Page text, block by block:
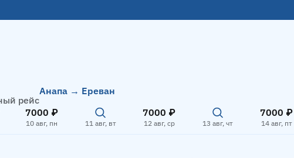
рейс
Анапа → Ереван
7000 ₽
10 авг, пн 11 авг, вт
7000 ₽
12 авг, ср 13 авг, чт
7000 ₽
14 авг, пт